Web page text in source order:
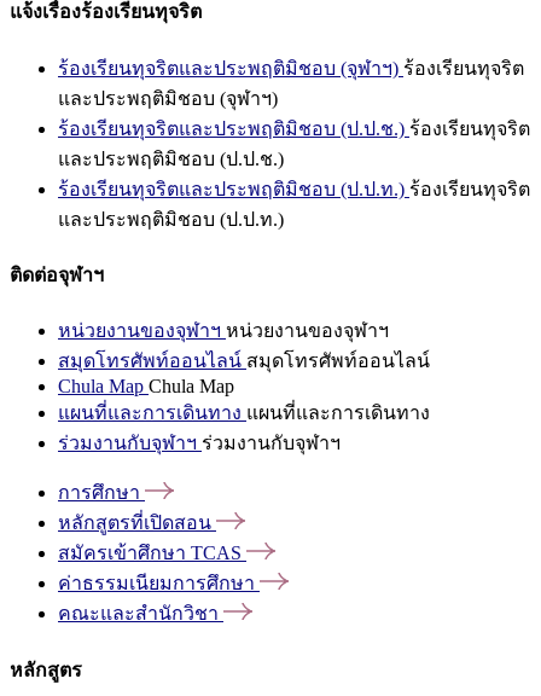
แจ้งเรื่องร้องเรียนทุจริต
ร้องเรียนทุจริตและประพฤติมิชอบ (จุฬาฯ) ร้องเรียนทุจริต
และประพฤติมิชอบ (จุฬาฯ)
ร้องเรียนทุจริตและประพฤติมิชอบ (ป.ป.ช.) ร้องเรียนทุจริต
และประพฤติมิชอบ (ป.ป.ช.)
ร้องเรียนทุจริตและประพฤติมิชอบ (ป.ป.ท.) ร้องเรียนทุจริต
และประพฤติมิชอบ (ป.ป.ท.)
ติดต่อจุฬาฯ
หน่วยงานของจุฬาฯ หน่วยงานของจุฬาฯ
สมุดโทรศัพท์ออนไลน์ สมุดโทรศัพท์ออนไลน์
Chula Map Chula Map
แผนที่และการเดินทาง แผนที่และการเดินทาง
ร่วมงานกับจุฬาฯ ร่วมงานกับจุฬาฯ
การศึกษา
หลักสูตรที่เปิดสอน
สมัครเข้าศึกษา TCAS
ค่าธรรมเนียมการศึกษา
คณะและสำนักวิชา
หลักสูตร